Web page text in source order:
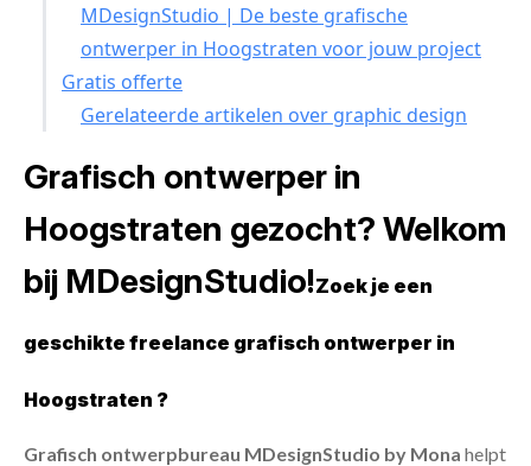
MDesignStudio | De beste grafische
ontwerper in Hoogstraten voor jouw project
Gratis offerte
Gerelateerde artikelen over graphic design
Grafisch ontwerper in
Hoogstraten gezocht? Welkom
bij MDesignStudio!Zoek je een
geschikte freelance grafisch ontwerper in
Hoogstraten ?
Grafisch ontwerpbureau MDesignStudio by Mona helpt